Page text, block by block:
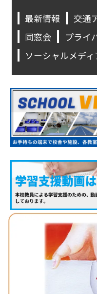
最新情報
交通
同窓会
プライ
ソーシャルメデ